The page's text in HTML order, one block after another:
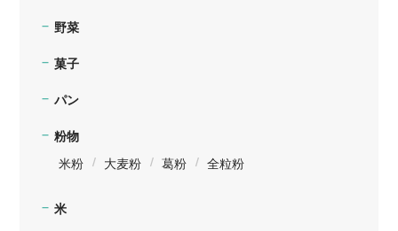
野菜
菓子
パン
粉物
米粉
大麦粉 葛粉 全粒粉
米